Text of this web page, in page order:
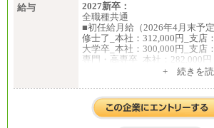
給与
2027新卒：
全職種共通
■初任給月給（2026年4月末予
修士了_本社：312,000円_支店
大学卒_本社：300,000円_支店
専門・高専卒_本社：282,000
中途：
月給（本社）：213,030円＋諸
月給（支店）：164,920円～
+ 続きを